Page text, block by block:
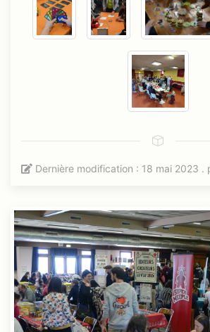
Dernière modification : 18 mai 2023 .